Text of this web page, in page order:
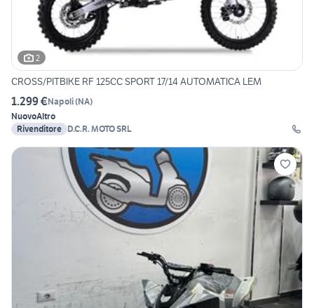
2
CROSS/PITBIKE RF 125CC SPORT 17/14 AUTOMATICA LEM
1.299 €Napoli(NA)
NuovoAltro
Rivenditore D.C.R. MOTO SRL